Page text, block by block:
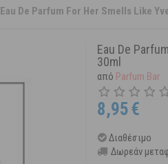
Eau De Parfum For Her Smells Like
Eau De
30ml
από Parfum Bar
8,95€
Διαθέσιμο
Δωρεάν